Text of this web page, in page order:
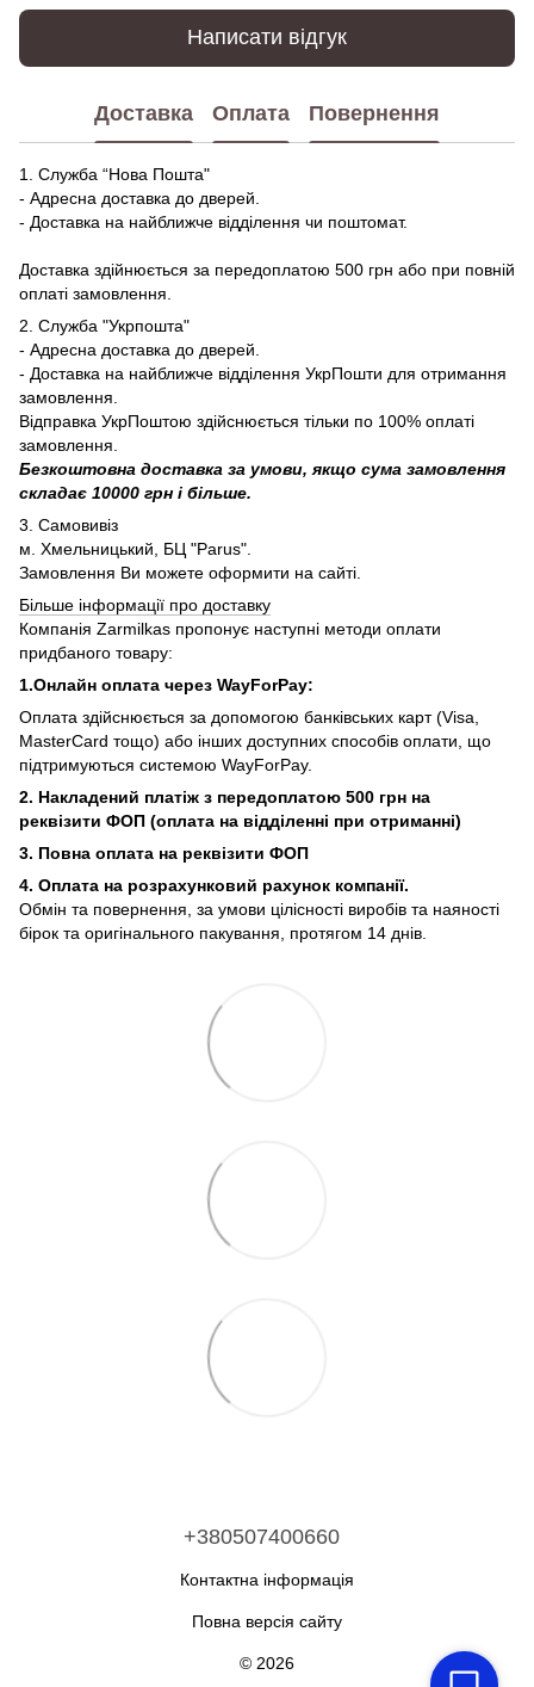
Написати відгук
Доставка Оплата Повернення
1. Служба “Нова Пошта"
- Адресна доставка до дверей.
- Доставка на найближче відділення чи поштомат.
Доставка здійнюється за передоплатою 500 грн або при повній
оплаті замовлення.
2. Служба "Укрпошта"
- Адресна доставка до дверей.
- Доставка на найближче відділення УкрПошти для отримання
замовлення.
Відправка УкрПоштою здійснюється тільки по 100% оплаті
замовлення.
Безкоштовна доставка за умови, якщо сума замовлення
складає 10000 грн і більше.
3. Самовивіз
м. Хмельницький, БЦ "Parus".
Замовлення Ви можете оформити на сайті.
Більше інформації про доставку
Компанія Zarmilkas пропонує наступні методи оплати
придбаного товару:
1.Онлайн оплата через WayForPay:
Оплата здійснюється за допомогою банківських карт (Visa,
MasterCard тощо) або інших доступних способів оплати, що
підтримуються системою WayForPay.
2. Накладений платіж з передоплатою 500 грн на
реквізити ФОП (оплата на відділенні при отриманні)
3. Повна оплата на реквізити ФОП
4. Оплата на розрахунковий рахунок компанії.
Обмін та повернення, за умови цілісності виробів та наяності
бірок та оригінального пакування, протягом 14 днів.
+380507400660
Контактна інформація
Повна версія сайту
© 2026